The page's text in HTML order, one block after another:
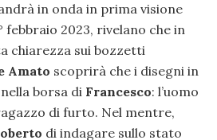
in onda in prima visione
febbraio 2023, rivelano che in
chiarezza sui bozzetti
Amato scoprirà che i disegni in
borsa di Francesco: l’uomo
di furto. Nel mentre,
di indagare sullo stato